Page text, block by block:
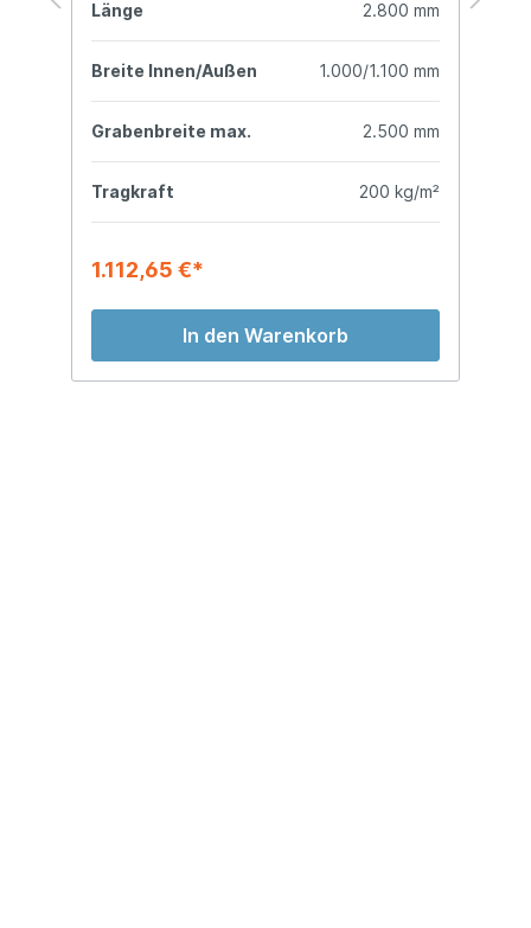
Länge 2.800 mm
Breite Innen/Außen 1.000/1.100 mm
Grabenbreite max. 2.500 mm
Tragkraft 200 kg/m²
1.112,65 €*
In den Warenkorb